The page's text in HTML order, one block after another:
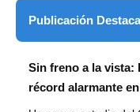
Publicación
Sin freno a la vista:
récord alarmante